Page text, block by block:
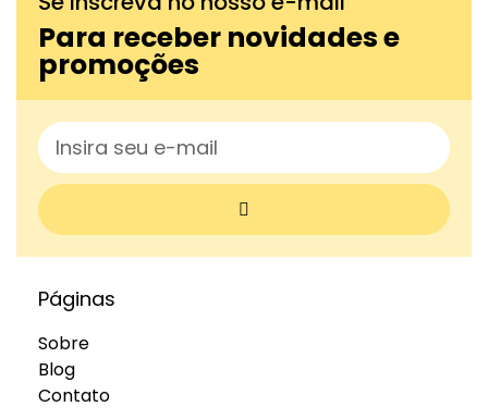
Para receber novidades e
promoções
Páginas
Sobre
Blog
Contato